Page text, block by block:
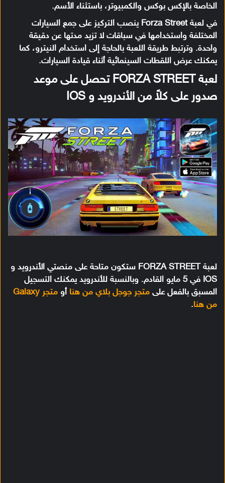
الخاصة بالإكس بوكس والكمبيوتر، باستثناء الأسم.
في لعبة Forza Street ينصب التركيز على جمع السيارات
المختلفة واستخدامها في سباقات لا تزيد مدتها عن دقيقة
واحدة. وترتبط طريقة اللعبة بالحاجة إلى استخدام النيترو، كما
يمكنك عرض اللقطات السينمائية أثناء قيادة السيارات.
لعبة FORZA STREET تحصل على موعد
صدور على كلاً من الأندرويد و IOS
لعبة FORZA STREET ستكون متاحة على منصتي الأندرويد و
IOS في 5 مايو القادم. وبالنسبة للأندرويد يمكنك التسجيل
المسبق بالفعل على متجر جوجل بلاي من هنا أو
متجر Galaxy
من هنا.